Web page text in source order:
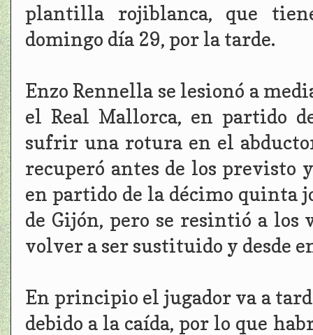
plantilla rojiblanca, que
domingo día 29, por la tarde.
Enzo Rennella se lesionó a
el Real Mallorca, en partido
sufrir una rotura en el
recuperó antes de los previsto
en partido de la décimo quinta
de Gijón, pero se resintió a
volver a ser sustituido y desde
En principio el jugador va a
debido a la caída, por lo que